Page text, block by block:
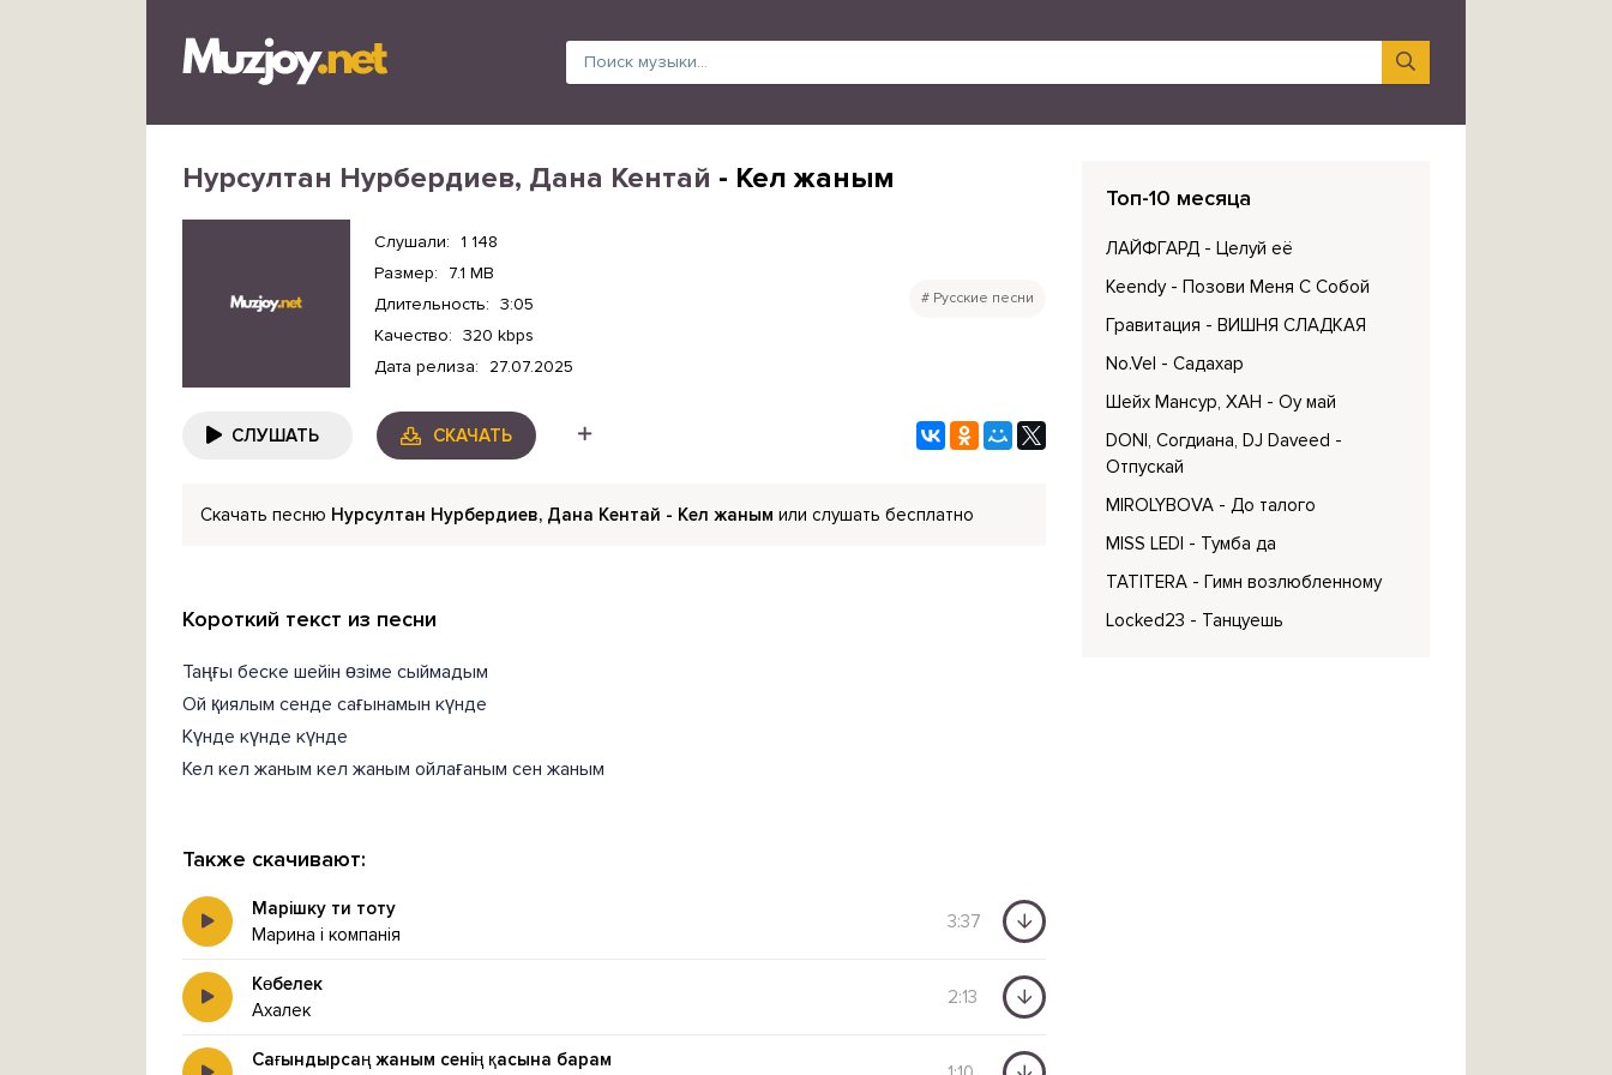
Нурсултан Нурбердиев, Дана Кентай - Кел жаным
Слушали: 1 148
Размер:
7.1 MB
Длительность: 3:05
Качество: 320 kbps
Дата релиза:
27.07.2025
Русские песни
СЛУШАТЬ СКАЧАТЬ
Скачать песню Нурсултан Нурбердиев, Дана Кентай - Кел жаным или слушать бесплатно
Короткий текст из песни
Таңғы беске шейін өзіме сыймадым
Ой қиялым сенде сағынамын күнде
Күнде күнде күнде
Кел кел жаным кел жаным ойлағаным сен жаным
Также скачивают:
Марішку ти тоту
Марина і компанія
3:37
Көбелек
Ахалек
2:13
Сағындырсаң жаным сенің қасына барам
Топ-10 месяца
ЛАЙФГАРД - Целуй её
Keendy - Позови Меня С Собой
Гравитация - ВИШНЯ СЛАДКАЯ
No.Vel - Садахар
Шейх Мансур, ХАН - Оу май
DONI, Согдиана, DJ Daveed -
Отпускай
MIROLYBOVA - До талого
MISS LEDI - Тумба да
TATITERA - Гимн возлюбленному
Locked23 - Танцуешь